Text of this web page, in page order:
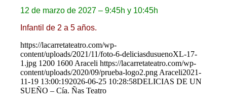
12 de marzo de 2027 – 9:45h y 10:45h
Infantil de 2 a 5 años.
https://lacarretateatro.com/wp-
content/uploads/2021/11/foto-6-deliciasdusuenoXL-17-
1.jpg 1200 1600 Araceli https://lacarretateatro.com/wp-
content/uploads/2020/09/prueba-logo2.png Araceli2021-
11-19 13:00:192026-06-25 10:28:58DELICIAS DE UN
SUEÑO – Cía. Ñas Teatro